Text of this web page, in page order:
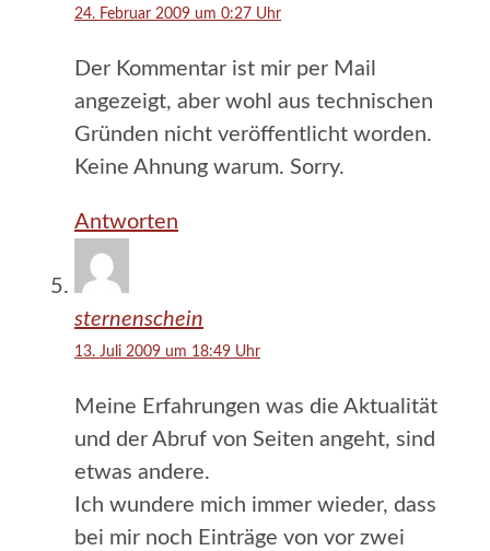
24. Februar 2009 um 0:27 Uhr
Der Kommentar ist mir per Mail
angezeigt, aber wohl aus technischen
Gründen nicht veröffentlicht worden.
Keine Ahnung warum. Sorry.
Antworten
sternenschein
13. Juli 2009 um 18:49 Uhr
Meine Erfahrungen was die Aktualität
und der Abruf von Seiten angeht, sind
etwas andere.
Ich wundere mich immer wieder, dass
bei mir noch Einträge von vor zwei